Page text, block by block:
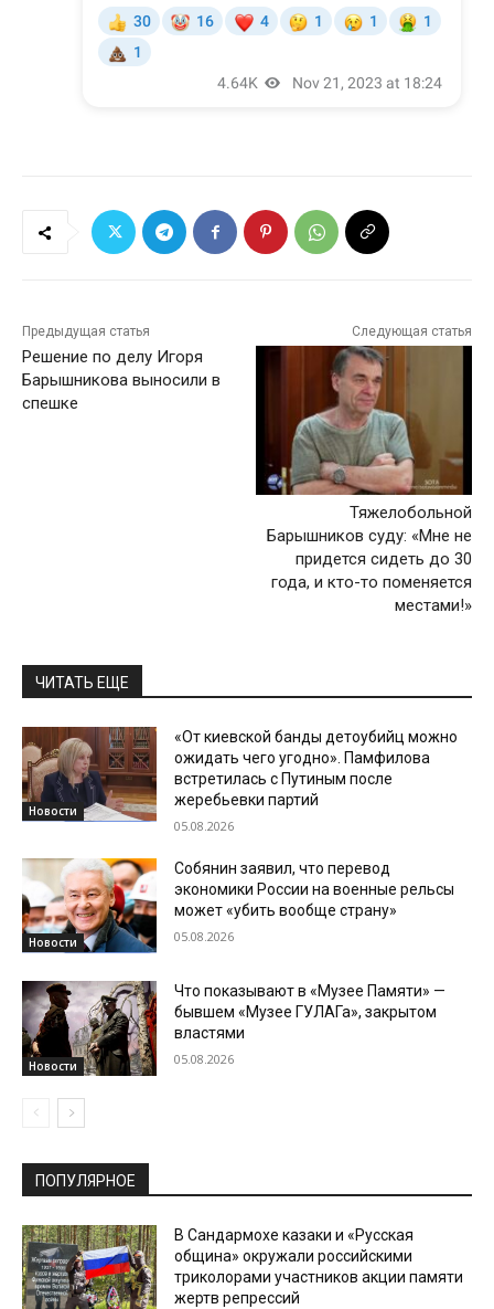
Предыдущая статья
Решение по делу Игоря
Барышникова выносили в
спешке
Следующая статья
Тяжелобольной
Барышников суду: «Мне не
придется сидеть до 30
года, и кто-то поменяется
местами!»
ЧИТАТЬ ЕЩЕ
Новости
«От киевской банды детоубийц можно
ожидать чего угодно». Памфилова
встретилась с Путиным после
жеребьевки партий
05.08.2026
Новости
Собянин заявил, что перевод
экономики России на военные рельсы
может «убить вообще страну»
05.08.2026
Новости
Что показывают в «Музее Памяти» —
бывшем «Музее ГУЛАГа», закрытом
властями
05.08.2026
ПОПУЛЯРНОЕ
В Сандармохе казаки и «Русская
община» окружали российскими
триколорами участников акции памяти
жертв репрессий